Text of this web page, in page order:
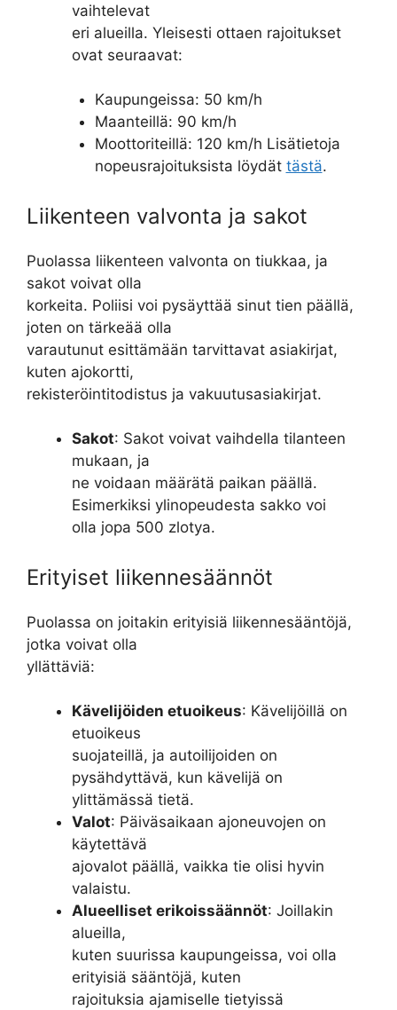
vaihtelevat
eri alueilla. Yleisesti ottaen rajoitukset
ovat seuraavat:
Kaupungeissa: 50 km/h
Maanteillä: 90 km/h
Moottoriteillä: 120 km/h Lisätietoja
nopeusrajoituksista löydät tästä.
Liikenteen valvonta ja sakot
Puolassa liikenteen valvonta on tiukkaa, ja
sakot voivat olla
korkeita. Poliisi voi pysäyttää sinut tien päällä,
joten on tärkeää olla
varautunut esittämään tarvittavat asiakirjat,
kuten ajokortti,
rekisteröintitodistus ja vakuutusasiakirjat.
Sakot: Sakot voivat vaihdella tilanteen
mukaan, ja
ne voidaan määrätä paikan päällä.
Esimerkiksi ylinopeudesta sakko voi
olla jopa 500 zlotya.
Erityiset liikennesäännöt
Puolassa on joitakin erityisiä liikennesääntöjä,
jotka voivat olla
yllättäviä:
Kävelijöiden etuoikeus: Kävelijöillä on
etuoikeus
suojateillä, ja autoilijoiden on
pysähdyttävä, kun kävelijä on
ylittämässä tietä.
Valot: Päiväsaikaan ajoneuvojen on
käytettävä
ajovalot päällä, vaikka tie olisi hyvin
valaistu.
Alueelliset erikoissäännöt: Joillakin
alueilla,
kuten suurissa kaupungeissa, voi olla
erityisiä sääntöjä, kuten
rajoituksia ajamiselle tietyissä